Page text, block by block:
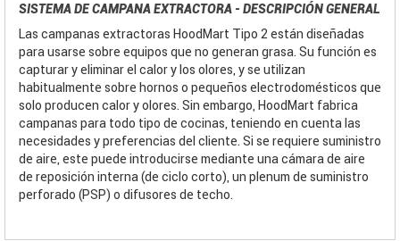
SISTEMA DE CAMPANA EXTRACTORA - DESCRIPCIÓN GENERAL
Las campanas extractoras HoodMart Tipo 2 están diseñadas
para usarse sobre equipos que no generan grasa. Su función es
capturar y eliminar el calor y los olores, y se utilizan
habitualmente sobre hornos o pequeños electrodomésticos que
solo producen calor y olores. Sin embargo, HoodMart fabrica
campanas para todo tipo de cocinas, teniendo en cuenta las
necesidades y preferencias del cliente. Si se requiere suministro
de aire, este puede introducirse mediante una cámara de aire
de reposición interna (de ciclo corto), un plenum de suministro
perforado (PSP) o difusores de techo.